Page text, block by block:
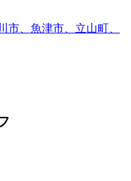
市、魚津市、立山町、